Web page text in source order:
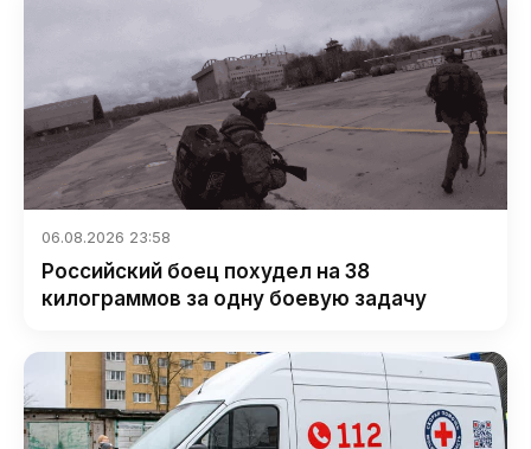
06.08.2026 23:58
Российский боец похудел на 38
килограммов за одну боевую задачу